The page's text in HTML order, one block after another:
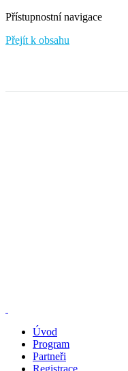
Přístupnostní navigace
Přejít k obsahu
Úvod
Program
Partneři
Registrace